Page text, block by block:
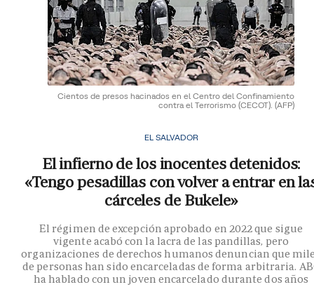
Cientos de presos hacinados en el Centro del Confinamiento
contra el Terrorismo (CECOT). (AFP)
EL SALVADOR
El infierno de los inocentes detenidos:
«Tengo pesadillas con volver a entrar en
cárceles de Bukele»
El régimen de excepción aprobado en 2022 que sigue
vigente acabó con la lacra de las pandillas, pero
organizaciones de derechos humanos denuncian que
de personas han sido encarceladas de forma arbitraria.
ha hablado con un joven encarcelado durante dos años